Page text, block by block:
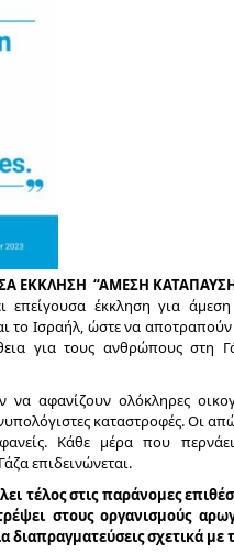
ΕΚΚΛΗΣΗ “ΑΜΕΣΗ
επείγουσα έκκληση για
το Ισραήλ, ώστε να
για τους ανθρώπους στη
να αφανίζουν ολόκληρες
καταστροφές. Οι
Κάθε μέρα που
επιδεινώνεται.
τέλος στις παράνομες
στους οργανισμούς
διαπραγματεύσεις σχετικά